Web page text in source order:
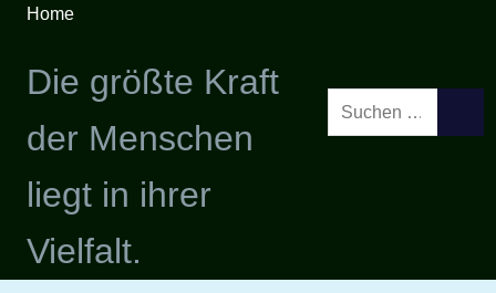
Zum
springen
Home
Die größte Kraft
der Menschen
liegt in ihrer
Vielfalt.
Suchen